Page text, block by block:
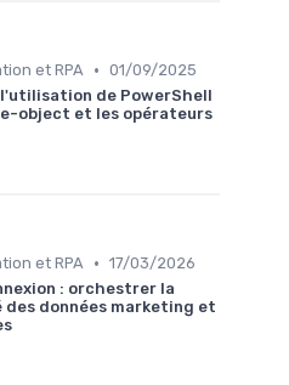
et RPA • 01/09/2025
de PowerShell
object et les opérateurs
et RPA • 17/03/2026
: orchestrer la
données marketing et